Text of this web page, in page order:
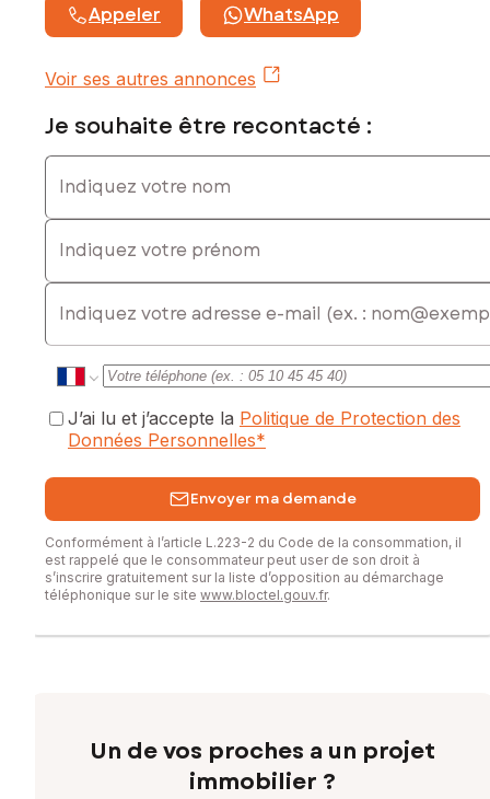
Appeler WhatsApp
Voir ses autres annonces
Je souhaite être recontacté :
Indiquez votre nom
Indiquez votre prénom
E-mail
J’ai lu et j’accepte la Politique de Protection des
Données Personnelles*
Envoyer ma demande
Conformément à l’article L.223-2 du Code de la consommation, il
est rappelé que le consommateur peut user de son droit à
s’inscrire gratuitement sur la liste d’opposition au démarchage
téléphonique sur le site www.bloctel.gouv.fr.
Un de vos proches a un projet
immobilier ?